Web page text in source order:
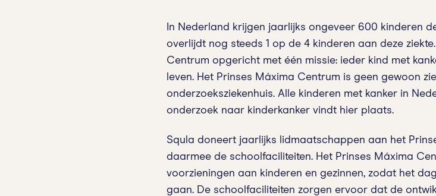
In Nederland krijgen jaarlijks ongeveer 600 kinderen
overlijdt nog steeds 1 op de 4 kinderen aan deze
Centrum opgericht met één missie: ieder kind met
leven. Het Prinses Máxima Centrum is geen gewoon
onderzoeksziekenhuis. Alle kinderen met kanker in
onderzoek naar kinderkanker vindt hier plaats.
Squla doneert jaarlijks lidmaatschappen aan het
daarmee de schoolfaciliteiten. Het Prinses Máxima
voorzieningen aan kinderen en gezinnen, zodat het
gaan. De schoolfaciliteiten zorgen ervoor dat de